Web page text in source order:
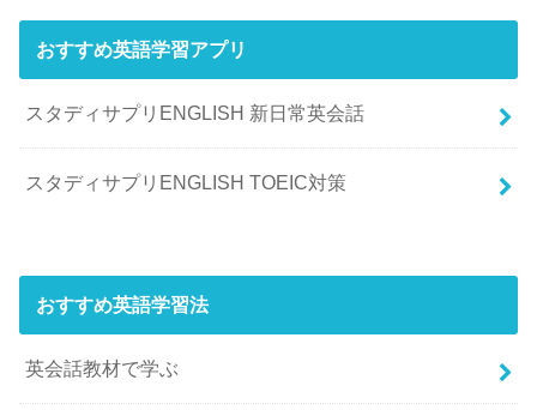
おすすめ英語学習アプリ
スタディサプリENGLISH 新日常英会話
スタディサプリENGLISH TOEIC対策
おすすめ英語学習法
英会話教材で学ぶ